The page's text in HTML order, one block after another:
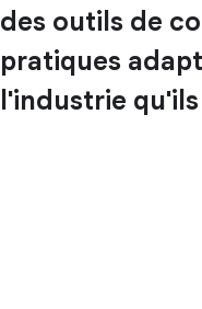
des outils de
pratiques
l'industrie